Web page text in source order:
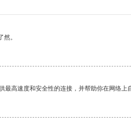
。
最高速度和安全性的连接，并帮助你在网络上